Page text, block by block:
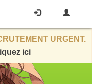
URGENT.
ici